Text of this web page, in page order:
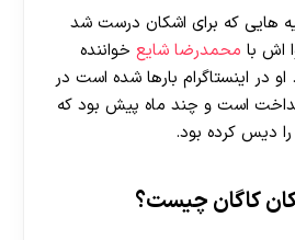
هایی که برای اشکان درست شد
اش با محمدرضا شایع خواننده
در اینستاگرام بارها شده است در
است و چند ماه پیش بود که
دیس کرده بود.
کاگان چیست؟